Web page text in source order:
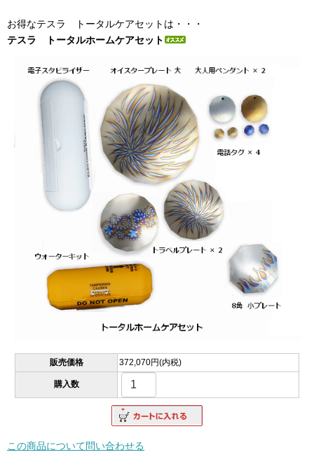
お得なテスラ トータルケアセットは・・・
テスラ トータルホームケアセット
販売価格 372,070円(内税)
購入数
この商品について問い合わせる